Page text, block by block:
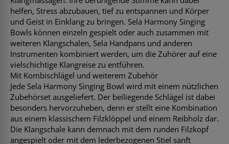
helfen, Stress abzubauen, tief zu entspannen und Körper
und Geist in Einklang zu bringen. Sela Harmony Singing
Bowls können einzeln gespielt oder auch zusammen mit
weiteren Klangschalen, Sela Handpans und anderen
Instrumenten kombiniert werden, um die Zuhörer auf eine
vielschichtige Klangreise zu entführen.
Mit Kombischlägel und weiterem Zubehör
Jede Sela Harmony Singing Bowl wird mit einem nützlichen
Zubehörset ausgeliefert. Der beiliegende Schlägel ist dabei
besonders hervorzuheben, denn er stellt eine Kombination
aus einem klassischem Filzklöppel und einem Reibholz dar.
Die Klangschale kann demnach mit dem runden Filzkopf
angespielt oder mit dem lederbezogenen Stiel sanft